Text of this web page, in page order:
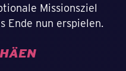
Missionsziel
Ende nun erspielen.